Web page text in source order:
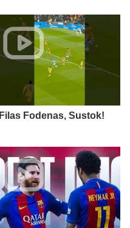
Filas Fodenas, Sustok!